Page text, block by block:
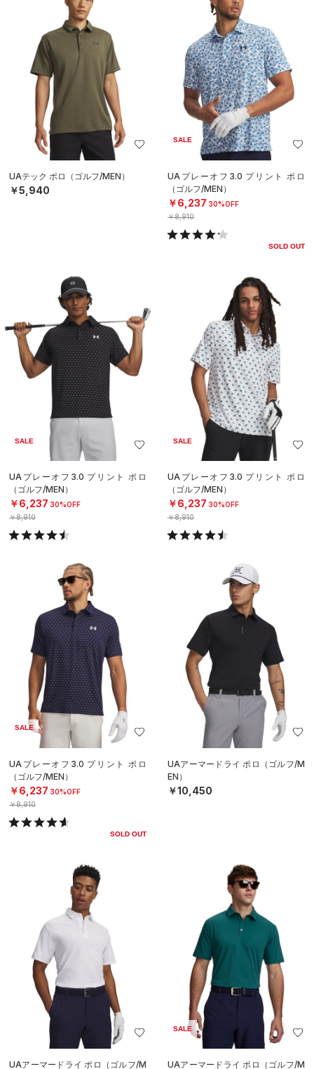
UAテック ポロ（ゴルフ/MEN）
￥5,940
SALE
UAプレーオフ3.0 プリント ポロ
（ゴルフ/MEN）
￥6,237 30%OFF
￥8,910
SOLD OUT
SALE
UAプレーオフ3.0 プリント ポロ
（ゴルフ/MEN）
￥6,237 30%OFF
￥8,910
SALE
UAプレーオフ3.0 プリント ポロ
（ゴルフ/MEN）
￥6,237 30%OFF
￥8,910
SALE
UAプレーオフ3.0 プリント ポロ
（ゴルフ/MEN）
￥6,237 30%OFF
￥8,910
SOLD OUT
UAアーマードライ ポロ（ゴルフ/M
EN）
￥10,450
UAアーマードライ ポロ（ゴルフ/M
SALE
UAアーマードライ ポロ（ゴルフ/M